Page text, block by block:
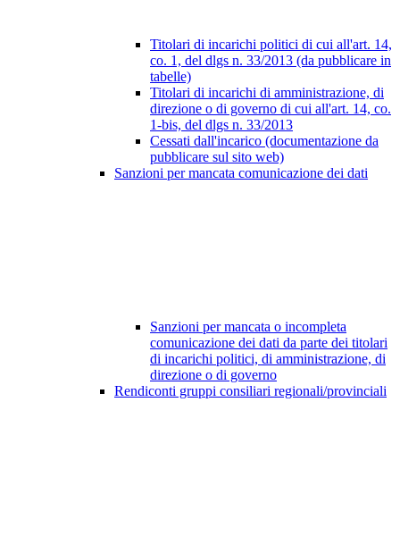
Titolari di incarichi politici di cui all'art. 14,
co. 1, del dlgs n. 33/2013 (da pubblicare in
tabelle)
Titolari di incarichi di amministrazione, di
direzione o di governo di cui all'art. 14, co.
1-bis, del dlgs n. 33/2013
Cessati dall'incarico (documentazione da
pubblicare sul sito web)
Sanzioni per mancata comunicazione dei dati
Sanzioni per mancata o incompleta
comunicazione dei dati da parte dei titolari
di incarichi politici, di amministrazione, di
direzione o di governo
Rendiconti gruppi consiliari regionali/provinciali